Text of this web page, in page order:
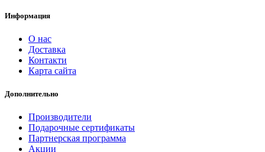
Информация
О нас
Доставка
Контакти
Карта сайта
Дополнительно
Производители
Подарочные сертификаты
Партнерская программа
Акции